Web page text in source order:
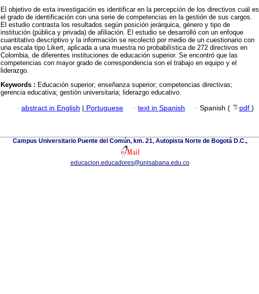
El objetivo de esta investigación es identificar en la percepción de los directivos cuál es
el grado de identificación con una serie de competencias en la gestión de sus cargos.
El estudio contrasta los resultados según posición jerárquica, género y tipo de
institución (pública y privada) de afiliación. El estudio se desarrolló con un enfoque
cuantitativo descriptivo y la información se recolectó por medio de un cuestionario con
una escala tipo Likert, aplicada a una muestra no probabilística de 272 directivos en
Colombia, de diferentes instituciones de educación superior. Se encontró que las
competencias con mayor grado de correspondencia son el trabajo en equipo y el
liderazgo.
Keywords : Educación superior; enseñanza superior; competencias directivas;
gerencia educativa; gestión universitaria; liderazgo educativo.
· abstract in English | Portuguese · text in Spanish · Spanish ( pdf )
Campus Universitario Puente del Común, km. 21, Autopista Norte de Bogotá D.C.,
educacion.educadores@unisabana.edu.co